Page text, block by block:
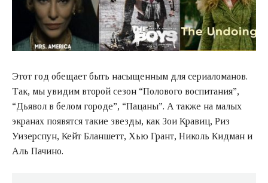
Этот год обещает быть насыщенным для сериаломанов.
Так, мы увидим второй сезон “Полового воспитания”,
“Дьявол в белом городе”, “Пацаны”. А также на малых
экранах появятся такие звезды, как Зои Кравиц, Риз
Уизерспун, Кейт Бланшетт, Хью Грант, Николь Кидман и
Аль Пачино.